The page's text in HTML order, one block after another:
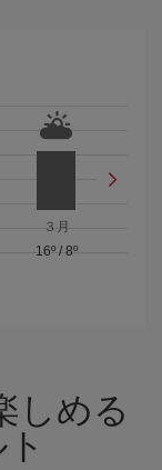
３月
16º/ 8º
しめる